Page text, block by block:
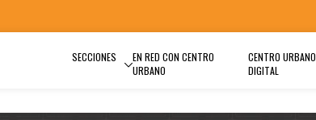
SECCIONES
EN RED CON CENTRO
URBANO
CENTRO URBANO
DIGITAL